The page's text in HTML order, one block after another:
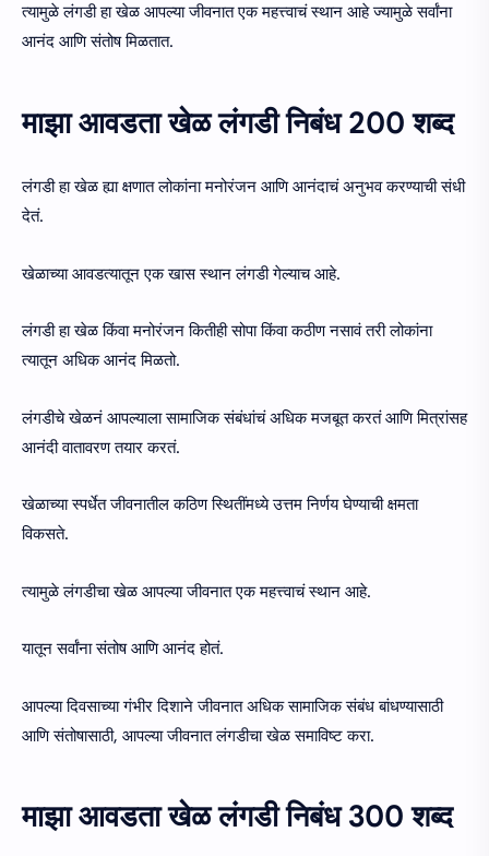
त्यामुळे लंगडी हा खेळ आपल्या जीवनात एक महत्त्वाचं स्थान आहे ज्यामुळे सर्वांना
आनंद आणि संतोष मिळतात.
माझा आवडता खेळ लंगडी निबंध 200 शब्द
लंगडी हा खेळ ह्या क्षणात लोकांना मनोरंजन आणि आनंदाचं अनुभव करण्याची संधी
देतं.
खेळाच्या आवडत्यातून एक खास स्थान लंगडी गेल्याच आहे.
लंगडी हा खेळ किंवा मनोरंजन कितीही सोपा किंवा कठीण नसावं तरी लोकांना
त्यातून अधिक आनंद मिळतो.
लंगडीचे खेळनं आपल्याला सामाजिक संबंधांचं अधिक मजबूत करतं आणि मित्रांसह
आनंदी वातावरण तयार करतं.
खेळाच्या स्पर्धेत जीवनातील कठिण स्थितींमध्ये उत्तम निर्णय घेण्याची क्षमता
विकसते.
त्यामुळे लंगडीचा खेळ आपल्या जीवनात एक महत्त्वाचं स्थान आहे.
यातून सर्वांना संतोष आणि आनंद होतं.
आपल्या दिवसाच्या गंभीर दिशाने जीवनात अधिक सामाजिक संबंध बांधण्यासाठी
आणि संतोषासाठी, आपल्या जीवनात लंगडीचा खेळ समाविष्ट करा.
माझा आवडता खेळ लंगडी निबंध 300 शब्द